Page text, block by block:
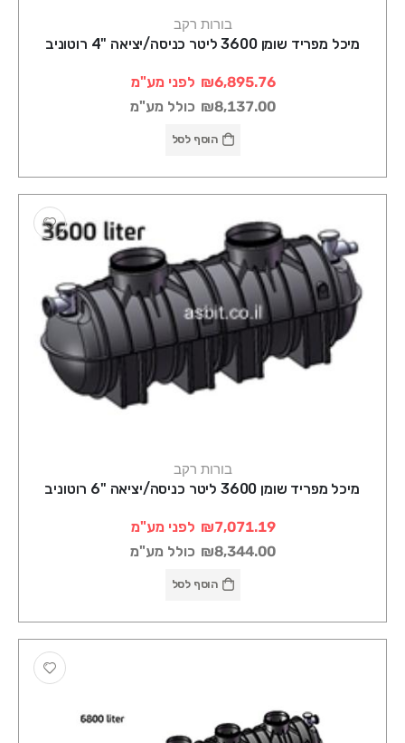
בורות רקב
מיכל מפריד שומן 3600 ליטר כניסה/יציאה "4 רוטוניב
₪6,895.76 לפני מע"מ
₪8,137.00 כולל מע"מ
הוסף לסל
בורות רקב
מיכל מפריד שומן 3600 ליטר כניסה/יציאה "6 רוטוניב
₪7,071.19 לפני מע"מ
₪8,344.00 כולל מע"מ
הוסף לסל